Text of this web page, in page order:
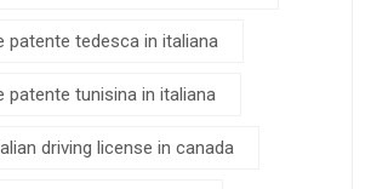
patente tedesca in italiana
patente tunisina in italiana
driving license in canada